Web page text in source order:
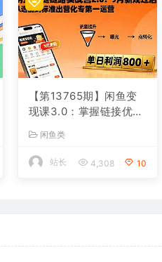
【第13765期】闲鱼变
现课3.0：掌握链接优
现，单日利润800+
闲鱼类
站长 4,308 10